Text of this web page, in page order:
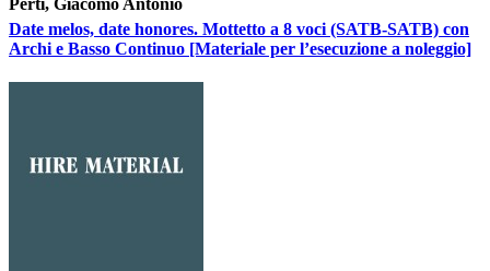
Date melos, date honores. Mottetto a 8 voci (SATB-SATB) con
Archi e Basso Continuo [Materiale per l’esecuzione a noleggio]